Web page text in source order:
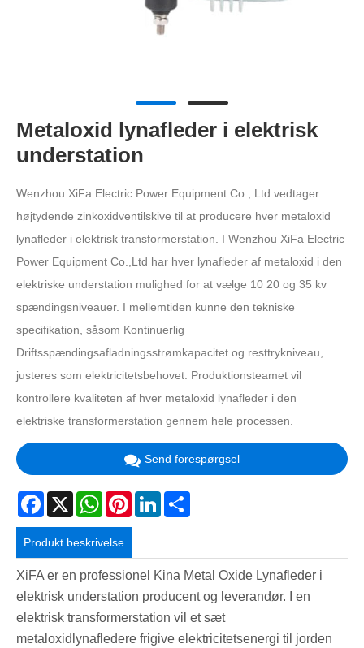
Metaloxid lynafleder i elektrisk
understation
Wenzhou XiFa Electric Power Equipment Co., Ltd vedtager
højtydende zinkoxidventilskive til at producere hver metaloxid
lynafleder i elektrisk transformerstation. I Wenzhou XiFa Electric
Power Equipment Co.,Ltd har hver lynafleder af metaloxid i den
elektriske understation mulighed for at vælge 10 20 og 35 kv
spændingsniveauer. I mellemtiden kunne den tekniske
specifikation, såsom Kontinuerlig
Driftsspændingsafladningsstrømkapacitet og resttrykniveau,
justeres som elektricitetsbehovet. Produktionsteamet vil
kontrollere kvaliteten af ​​hver metaloxid lynafleder i den
elektriske transformerstation gennem hele processen.
Send forespørgsel
Facebook
X WhatsAppPinterestLinkedIn
Produkt beskrivelse
XiFA er en professionel Kina Metal Oxide Lynafleder i
elektrisk understation producent og leverandør. I en
elektrisk transformerstation vil et sæt
metaloxidlynafledere frigive elektricitetsenergi til jorden